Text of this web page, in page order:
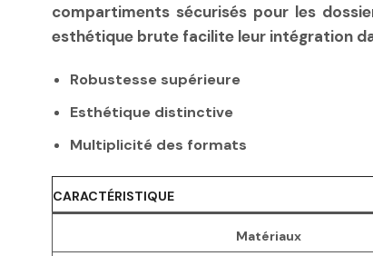
compartiments sécurisés pour les
esthétique brute facilite leur intégration
Robustesse supérieure
Esthétique distinctive
Multiplicité des formats
CARACTÉRISTIQUE
Matériaux